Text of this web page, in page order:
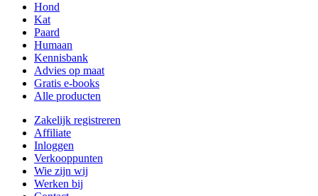
Hond
Kat
Paard
Humaan
Kennisbank
Advies op maat
Gratis e-books
Alle producten
Zakelijk registreren
Affiliate
Inloggen
Verkooppunten
Wie zijn wij
Werken bij